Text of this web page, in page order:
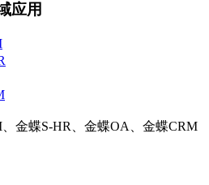
应用
金蝶S-HR、金蝶OA、金蝶CRM